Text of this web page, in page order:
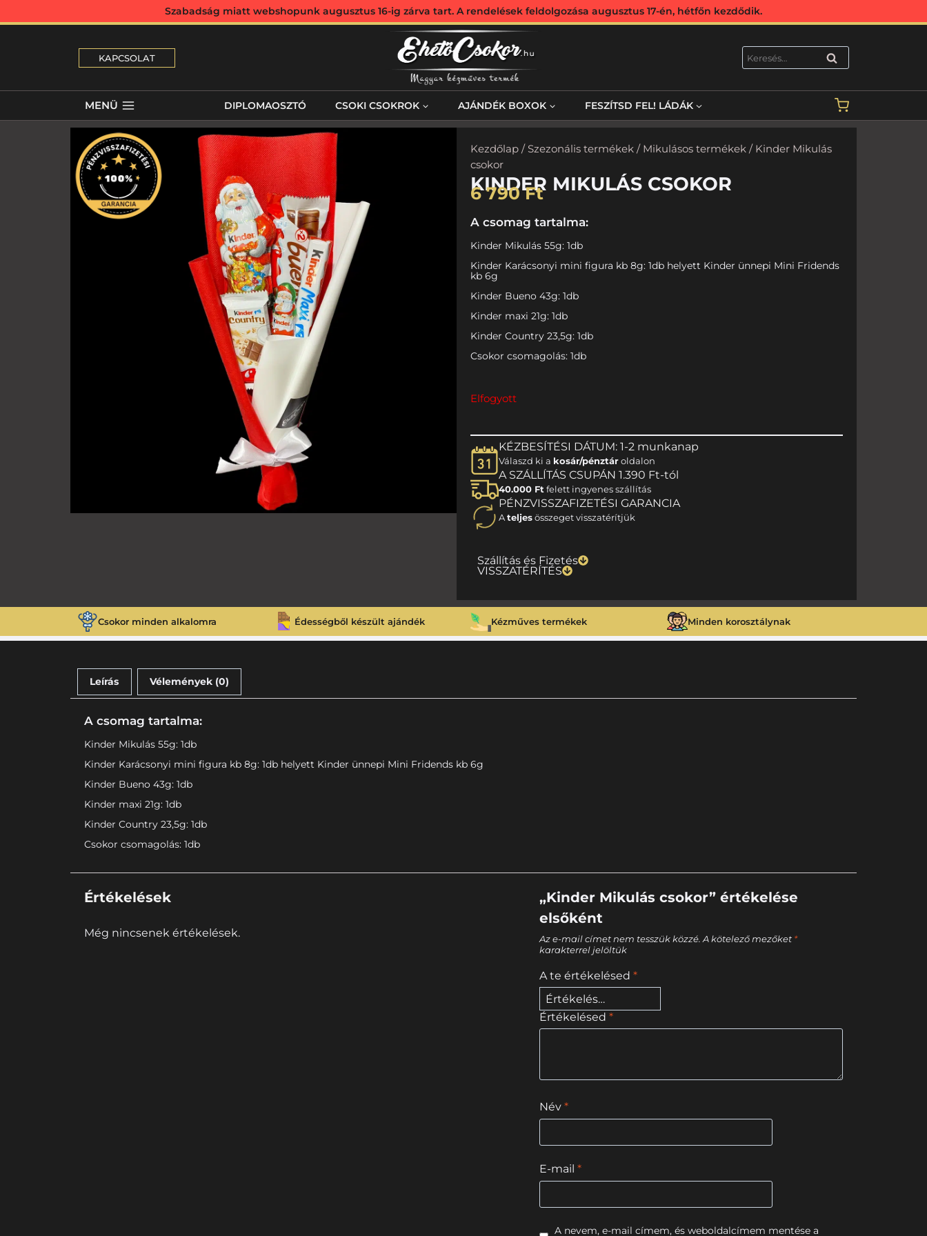
Szabadság miatt webshopunk augusztus 16-ig zárva tart. A rendelések feldolgozása augusztus 17-én, hétfőn kezdődik.
KAPCSOLAT KERESÉS
MENÜ DIPLOMAOSZTÓ CSOKI CSOKROK AJÁNDÉK BOXOK FESZÍTSD FEL! LÁDÁK
Kezdőlap/ Szezonális termékek/ Mikulásos termékek/ Kinder Mikulás
csokor
KINDER MIKULÁS CSOKOR
6 790Ft
A csomag tartalma:
Kinder Mikulás 55g: 1db
Kinder Karácsonyi mini figura kb 8g: 1db helyett Kinder ünnepi Mini Fridends
kb 6g
Kinder Bueno 43g: 1db
Kinder maxi 21g: 1db
Kinder Country 23,5g: 1db
Csokor csomagolás: 1db
Elfogyott
KÉZBESÍTÉSI DÁTUM: 1-2 munkanap
Válaszd ki a kosár/pénztároldalon
A SZÁLLÍTÁS CSUPÁN 1.390 Ft-tól
40.000 Ft felett ingyenes szállítás
PÉNZVISSZAFIZETÉSI GARANCIA
Ateljesösszeget visszatérítjük
Szállítás és Fizetés
VISSZATÉRÍTÉS
Csokor minden alkalomra Édességből készült ajándék Kézműves termékek Minden korosztálynak
Leírás Vélemények (0)
A csomag tartalma:
Kinder Mikulás 55g: 1db
Kinder Karácsonyi mini figura kb 8g: 1db helyett Kinder ünnepi Mini Fridends kb 6g
Kinder Bueno 43g: 1db
Kinder maxi 21g: 1db
Kinder Country 23,5g: 1db
Csokor csomagolás: 1db
Értékelések
Még nincsenek értékelések.
„Kinder Mikulás csokor” értékelése
elsőként
Az e-mail címet nem tesszük közzé. A kötelező mezőket *
karakterrel jelöltük
A te értékelésed *
Értékelésed *
Név *
E-mail *
A nevem, e-mail címem, és weboldalcímem mentése a